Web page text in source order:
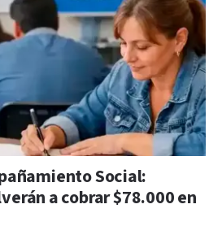
Social:
a cobrar $78.000 en